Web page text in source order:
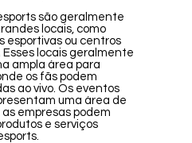
são geralmente
locais, como
esportivas ou centros
locais geralmente
ampla área para
os fãs podem
ao vivo. Os eventos
uma área de
empresas podem
e serviços